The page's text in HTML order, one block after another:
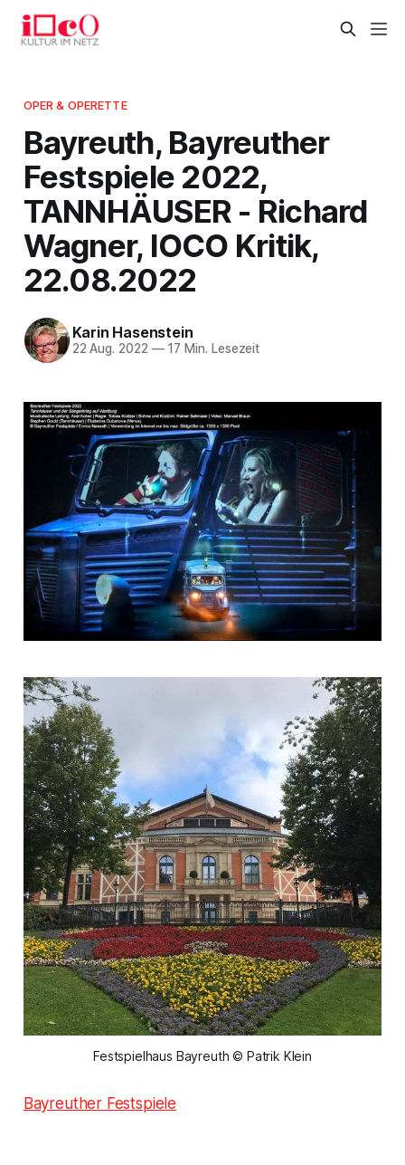
OPER & OPERETTE
Bayreuth, Bayreuther
Festspiele 2022,
TANNHÄUSER - Richard
Wagner, IOCO Kritik,
22.08.2022
Karin Hasenstein
22 Aug. 2022 —17 Min. Lesezeit
Festspielhaus Bayreuth © Patrik Klein
Bayreuther Festspiele